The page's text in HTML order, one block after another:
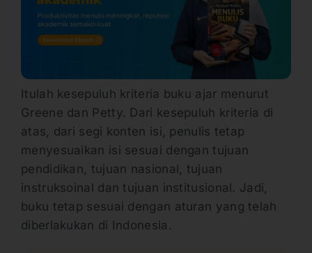
Itulah kesepuluh kriteria buku ajar menurut
Greene dan Petty. Dari kesepuluh kriteria di
atas, dari segi konten isi, penulis tetap
menyesuaikan isi sesuai dengan tujuan
pendidikan, tujuan nasional, tujuan
instruksoinal dan tujuan institusional. Jadi,
buku tetap sesuai dengan aturan yang telah
diberlakukan di Indonesia.